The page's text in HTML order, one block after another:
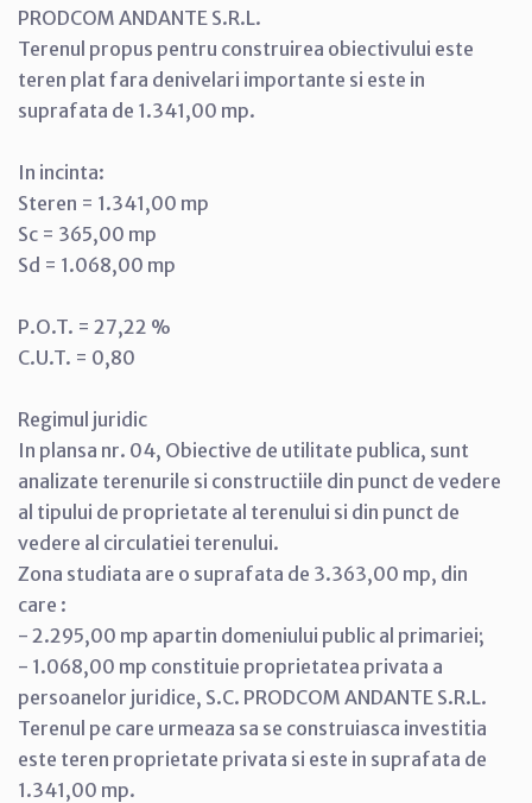
PRODCOM ANDANTE S.R.L.
Terenul propus pentru construirea obiectivului este
teren plat fara denivelari importante si este in
suprafata de 1.341,00 mp.
In incinta:
Steren = 1.341,00 mp
Sc = 365,00 mp
Sd = 1.068,00 mp
P.O.T. = 27,22 %
C.U.T. = 0,80
Regimul juridic
In plansa nr. 04, Obiective de utilitate publica, sunt
analizate terenurile si constructiile din punct de vedere
al tipului de proprietate al terenului si din punct de
vedere al circulatiei terenului.
Zona studiata are o suprafata de 3.363,00 mp, din
care :
- 2.295,00 mp apartin domeniului public al primariei;
- 1.068,00 mp constituie proprietatea privata a
persoanelor juridice, S.C. PRODCOM ANDANTE S.R.L.
Terenul pe care urmeaza sa se construiasca investitia
este teren proprietate privata si este in suprafata de
1.341,00 mp.